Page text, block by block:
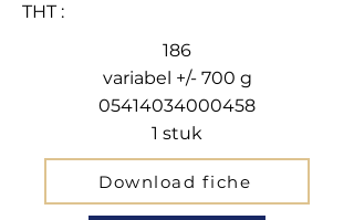
THT :
186
variabel +/- 700 g
05414034000458
1 stuk
Download fiche